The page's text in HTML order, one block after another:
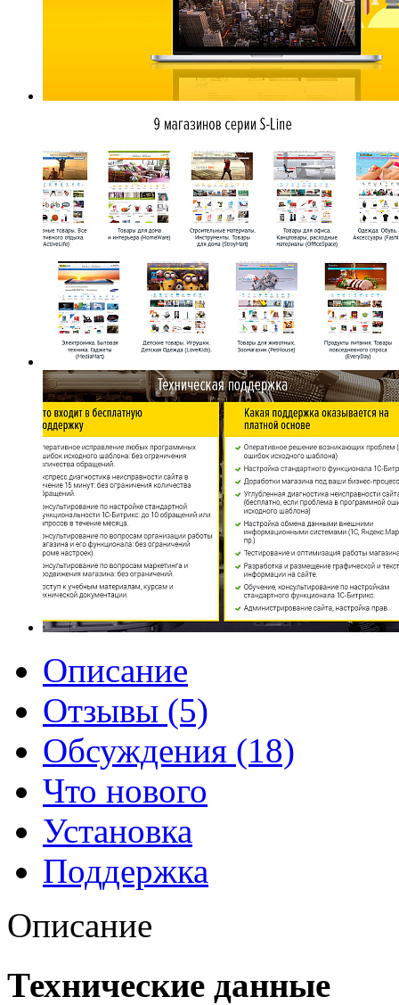
Описание
Отзывы (5)
Обсуждения (18)
Что нового
Установка
Поддержка
Описание
Технические данные